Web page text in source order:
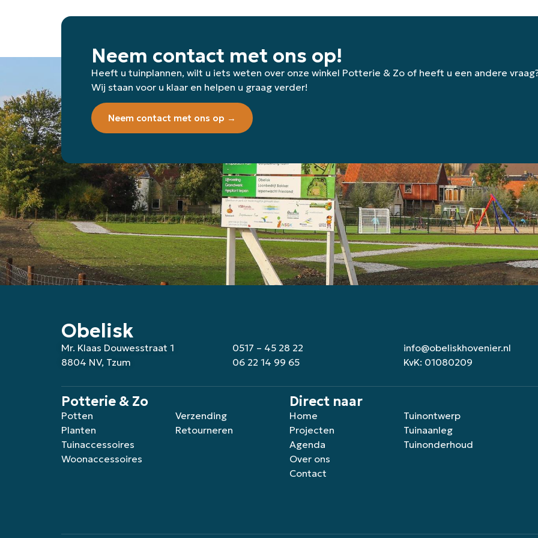
Neem contact met ons op!
Heeft u tuinplannen, wilt u iets weten over onze winkel Potterie & Zo of heeft u een andere
Wij staan voor u klaar en helpen u graag verder!
Neem contact met ons op →
Obelisk
Mr. Klaas Douwesstraat 1
8804 NV, Tzum
0517 – 45 28 22
06 22 14 99 65
info@obeliskhovenier.nl
KvK: 01080209
Potterie & Zo
Potten
Planten
Tuinaccessoires
Woonaccessoires
Verzending
Retourneren
Direct naar
Home
Projecten
Agenda
Over ons
Contact
Tuinontwerp
Tuinaanleg
Tuinonderhoud